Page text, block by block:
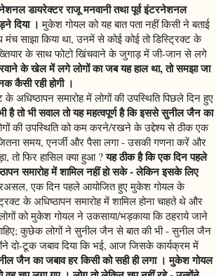
डायरेक्टर राजू मनवानी तथा पूर्व इंटरनेशनल
दिया । मुकेश गोयल को यह बात पता नहीं किसी ने बताई
साझा किया था, उनमें से कोई कोई तो डिस्ट्रिक्ट के
के साथ फोटो खिंचवाने के जुगाड़ में जी-जान से लगे
के खेल में लगे लोगों का जब यह हाल था, तो समझा जा
कैसी रही होगी ।
अधिष्ठापन समारोह में लोगों की उपस्थिति पिछले दिन हुए
है तो भी सवाल तो यह महत्वपूर्ण है कि इससे सुनील जैन का
की उपस्थिति को कम करने/रखने के उद्देश्य से ठीक एक
समय, एनर्जी और पैसा लगा - उसकी गणना करें और
तो फिर हासिल क्या हुआ ?यह ठीक है कि एक दिन पहले
समारोह में शामिल नहीं हो सके - लेकिन इसके लिए
एक दिन पहले आयोजित हुए मुकेश गोयल के
के अधिष्ठापन समारोह में शामिल होना चाहते थे और
को मुकेश गोयल ने उकसाया/भड़काया कि ठहराये जाने
कुछेक लोगों ने सुनील जैन से बात की भी - सुनील जैन
दो-टूक जबाव दिया कि भई, आज जिसके कार्यक्रम में
जैन का जबाव हर किसी को सही ही लगा । मुकेश गोयल